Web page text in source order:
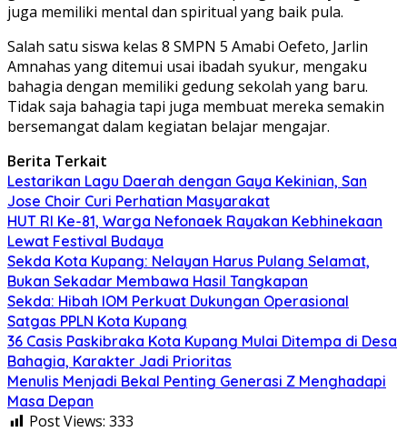
juga memiliki mental dan spiritual yang baik pula.
Salah satu siswa kelas 8 SMPN 5 Amabi Oefeto, Jarlin
Amnahas yang ditemui usai ibadah syukur, mengaku
bahagia dengan memiliki gedung sekolah yang baru.
Tidak saja bahagia tapi juga membuat mereka semakin
bersemangat dalam kegiatan belajar mengajar.
Berita Terkait
Lestarikan Lagu Daerah dengan Gaya Kekinian, San
Jose Choir Curi Perhatian Masyarakat
HUT RI Ke-81, Warga Nefonaek Rayakan Kebhinekaan
Lewat Festival Budaya
Sekda Kota Kupang: Nelayan Harus Pulang Selamat,
Bukan Sekadar Membawa Hasil Tangkapan
Sekda: Hibah IOM Perkuat Dukungan Operasional
Satgas PPLN Kota Kupang
36 Casis Paskibraka Kota Kupang Mulai Ditempa di Desa
Bahagia, Karakter Jadi Prioritas
Menulis Menjadi Bekal Penting Generasi Z Menghadapi
Masa Depan
Post Views: 333